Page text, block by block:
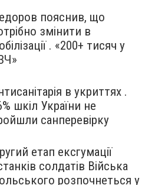
пояснив, що
змінити в
. «200+ тисяч у
в укриттях .
шкіл України не
санперевірку
етап ексгумації
солдатів Війська
розпочнеться у